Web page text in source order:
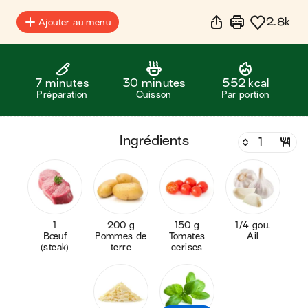
Ajouter au menu 2.8k
7 minutes
Préparation
30 minutes
Cuisson
552 kcal
Par portion
ingrédients
1
Bœuf
(steak)
200 g
Pommes de
terre
150 g
Tomates
cerises
1/4 gou.
Ail